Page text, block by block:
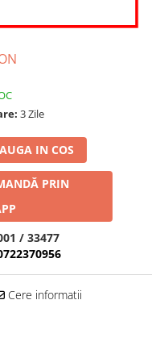
3 Zile
IN COS
PRIN
/ 33477
Cere informatii